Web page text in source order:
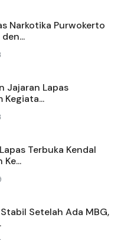
Narkotika Purwokerto
Jajaran Lapas
Kegiata...
Terbuka Kendal
Setelah Ada MBG,